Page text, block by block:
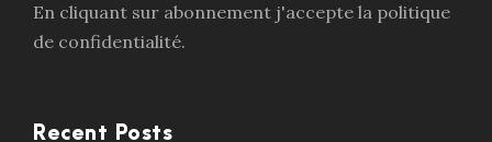
En cliquant sur abonnement j'accepte la politique
de confidentialité.
Recent Posts